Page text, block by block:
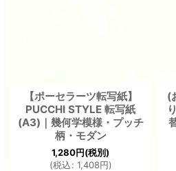
【ポーセラーツ転写紙】
PUCCHI STYLE 転写紙
(A3)｜幾何学模様・プッチ
柄・モダン
1,280円(税別)
(税込: 1,408円)
(